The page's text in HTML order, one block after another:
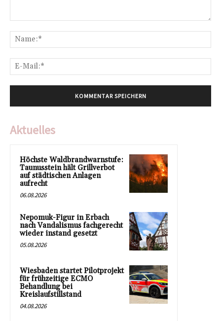
Aktuelles
Höchste Waldbrandwarnstufe:
Taunusstein hält Grillverbot
auf städtischen Anlagen
aufrecht
06.08.2026
Nepomuk-Figur in Erbach
nach Vandalismus fachgerecht
wieder instand gesetzt
05.08.2026
Wiesbaden startet Pilotprojekt
für frühzeitige ECMO
Behandlung bei
Kreislaufstillstand
04.08.2026